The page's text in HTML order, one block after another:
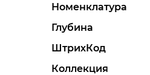
Номенклатура
Глубина
ШтрихКод
Коллекция